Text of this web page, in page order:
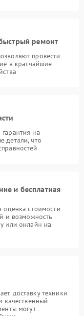
ремонт
провести
в кратчайшие
на
детали, что
и бесплатная
оценка стоимости
и возможность
или онлайн на
доставку техники
качественный
могут